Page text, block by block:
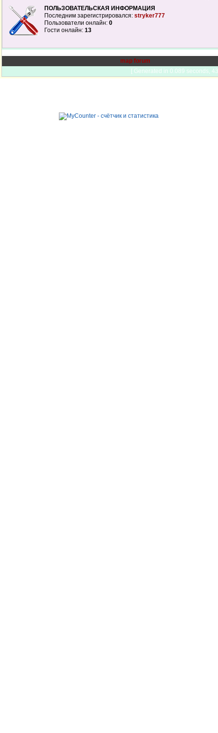
ПОЛЬЗОВАТЕЛЬСКАЯ ИНФОРМАЦИЯ
Последним зарегистрировался: stryker777
Пользователи онлайн: 0
Гости онлайн: 13
map forum
[ Generated in 0.089 seconds,